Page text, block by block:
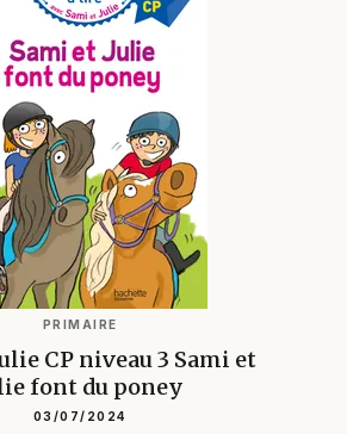
PRIMAIRE
CP niveau 3 Sami et
font du poney
03/07/2024